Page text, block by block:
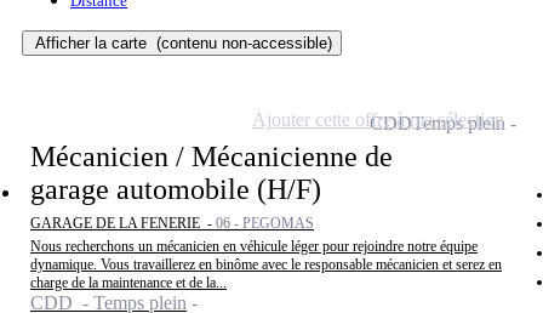
Afficher la carte (contenu non-accessible)
Mécanicien / Mécanicienne de
garage automobile (H/F)
GARAGE DE LA FENERIE - 06 - PEGOMAS
Nous recherchons un mécanicien en véhicule léger pour rejoindre notre équipe
dynamique. Vous travaillerez en binôme avec le responsable mécanicien et serez en
charge de la maintenance et de la...
CDD - Temps plein
CDDTemps plein
Ajouter cette offre à ma sélection